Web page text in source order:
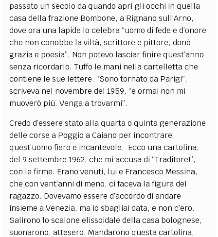
passato un secolo da quando aprì gli occhi in quella
casa della frazione Bombone, a Rignano sull’Arno,
dove ora una lapide lo celebra “uomo di fede e d’onore
che non conobbe la viltà, scrittore e pittore, donò
grazia e poesia”. Non potevo lasciar finire quest’anno
senza ricordarlo. Tuffo le mani nella cartelletta che
contiene le sue lettere. “Sono tornato da Parigi”,
scriveva nel novembre del 1959, “e ormai non mi
muoverò più. Venga a trovarmi”.
Credo d’essere stato alla quarta o quinta generazione
delle corse a Poggio a Caiano per incontrare
quest’uomo fiero e incantevole. Ecco una cartolina,
del 9 settembre 1962, che mi accusa di “Traditore!”,
con le firme. Erano venuti, lui e Francesco Messina,
che con vent’anni di meno, ci faceva la figura del
ragazzo. Dovevamo essere d’accordo di andare
insieme a Venezia, ma io sbagliai data, e non c’ero.
Salirono lo scalone elissoidale della casa bolognese,
suonarono, attesero. Mandarono questa cartolina,